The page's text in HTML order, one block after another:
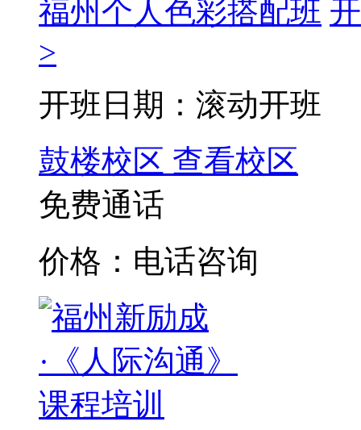
福州个人色彩搭配班
>
开班日期：滚动开班
鼓楼校区 查看校区
免费通话
价格：电话咨询